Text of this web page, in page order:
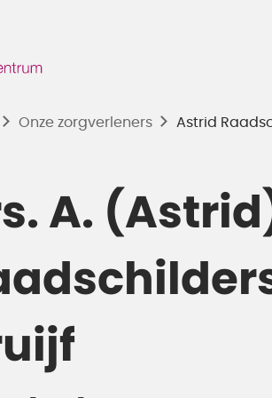
Onze zorgverleners Astrid
A.